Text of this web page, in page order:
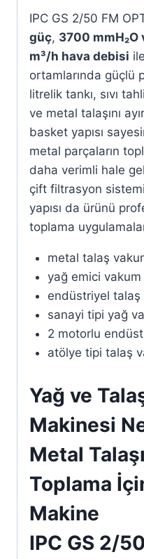
IPC GS 2/50 FM
güç, 3700 mmH₂O
m³/h hava debisi
ortamlarında güçlü
litrelik tankı, sıvı
ve metal talaşını
basket yapısı
metal parçaların
daha verimli hale
çift filtrasyon
yapısı da ürünü
toplama
metal talaş
yağ emici
endüstriyel talaş
sanayi tipi yağ
2 motorlu
atölye tipi talaş
Yağ ve
Makinesi
Metal Talaşı
Toplama
Makine
IPC GS 2/